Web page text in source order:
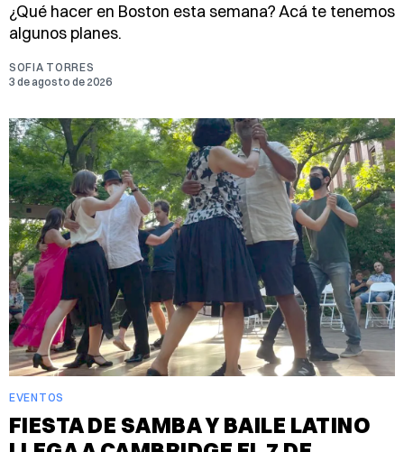
¿Qué hacer en Boston esta semana? Acá te tenemos
algunos planes.
SOFIA TORRES
3 de agosto de 2026
EVENTOS
FIESTA DE SAMBA Y BAILE LATINO